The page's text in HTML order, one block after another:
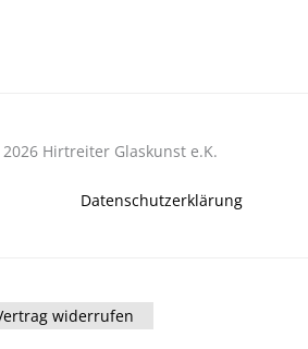
Hirtreiter Glaskunst e.K.
Datenschutzerklärung
widerrufen